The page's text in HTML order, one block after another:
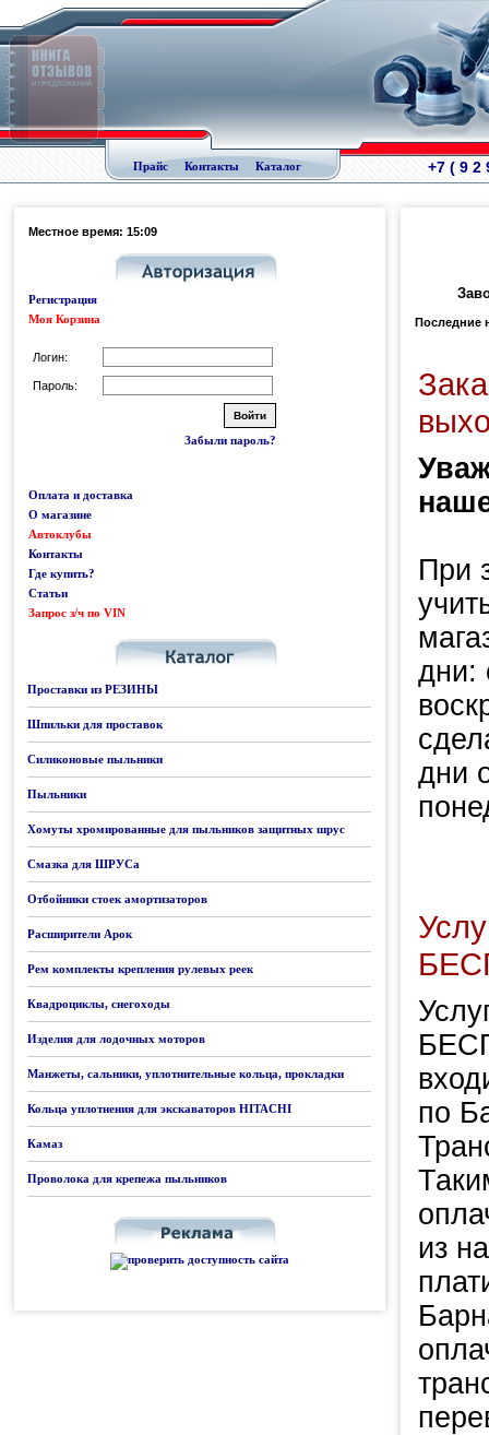
Прайс Контакты Каталог +7 ( 9 2
Местное время: 15:09
Регистрация
Моя Корзина
Логин:
Пароль:
Забыли пароль?
Оплата и доставка
О магазине
Автоклубы
Контакты
Где купить?
Статьи
Запрос з/ч по VIN
Проставки из РЕЗИНЫ
Шпильки для проставок
Силиконовые пыльники
Пыльники
Хомуты хромированные для пыльников защитных шрус
Смазка для ШРУСа
Отбойники стоек амортизаторов
Расширители Арок
Рем комплекты крепления рулевых реек
Квадроциклы, снегоходы
Изделия для лодочных моторов
Манжеты, сальники, уплотнительные кольца, прокладки
Кольца уплотнения для экскаваторов HITACHI
Камаз
Проволока для крепежа пыльников
Последние
При
дни:
дни
по
из